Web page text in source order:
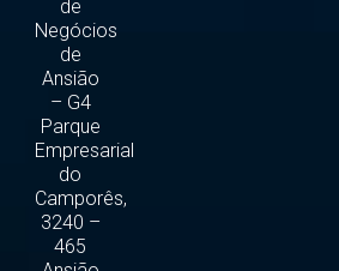
de
Negócios
de
Ansião
– G4
Parque
Empresarial
do
Camporês,
3240 –
465